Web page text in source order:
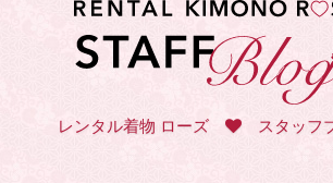
レンタル着物 ローズ スタッフ